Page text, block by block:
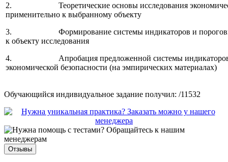
2. Теоретические основы исследования
применительно к выбранному объекту
3. Формирование системы индикаторов и пороговых
к объекту исследования
4. Апробация предложенной системы индикаторов и
экономической безопасности (на эмпирических материалах)
Обучающийся индивидуальное задание получил: /11532
Отзывы